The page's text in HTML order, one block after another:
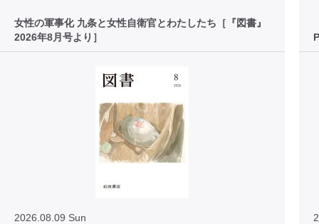
女性の軍事化 九条と女性自衛官とわたしたち［『図書』
2026年8月号より］
2026.08.09 Sun